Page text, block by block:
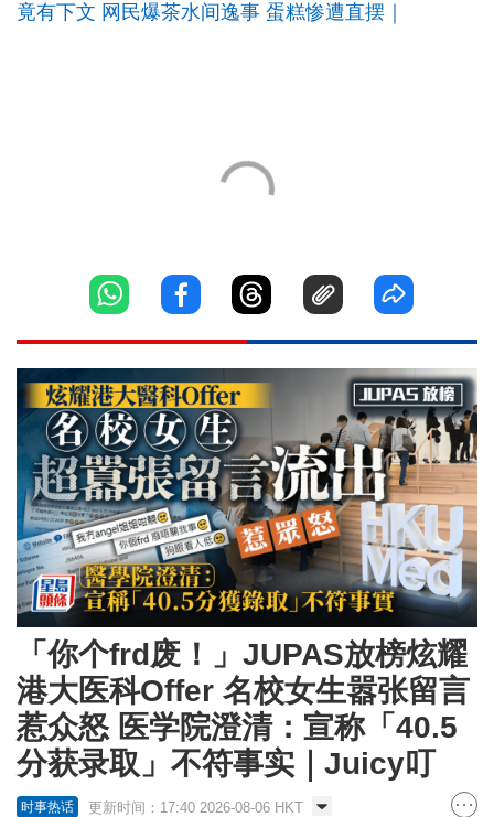
竟有下文 网民爆茶水间逸事 蛋糕惨遭直摆｜
「你个frd废！」JUPAS放榜炫耀
港大医科Offer 名校女生嚣张留言
惹众怒 医学院澄清：宣称「40.5
分获录取」不符事实｜Juicy叮
时事热话 更新时间：17:40 2026-08-06 HKT